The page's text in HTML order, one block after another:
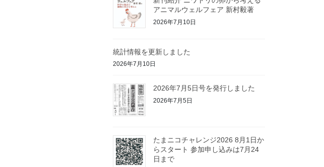
アニマルウェルフェア 新村毅著
2026年7月10日
統計情報を更新しました
2026年7月10日
2026年7月5日号を発行しました
2026年7月5日
たまニコチャレンジ2026 8月1日か
らスタート 参加申し込みは7月24
日まで